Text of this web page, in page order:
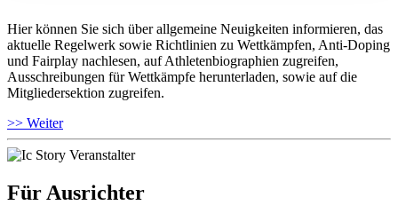
Hier können Sie sich über allgemeine Neuigkeiten informieren, das
aktuelle Regelwerk sowie Richtlinien zu Wettkämpfen, Anti-Doping
und Fairplay nachlesen, auf Athletenbiographien zugreifen,
Ausschreibungen für Wettkämpfe herunterladen, sowie auf die
Mitgliedersektion zugreifen.
>> Weiter
Für Ausrichter